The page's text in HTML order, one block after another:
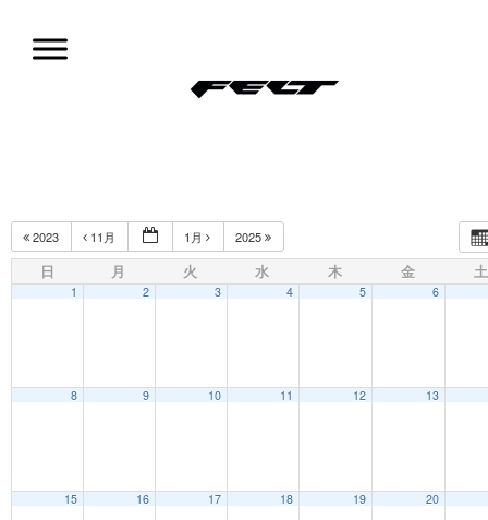
ン
2023 11月 1月 2025
日 月 火 水 木 金 土
1 2 3 4 5 6
8 9 10 11 12 13
15 16 17 18 19 20